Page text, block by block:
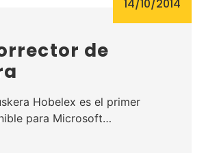
14/10/2014
de
Hobelex es el primer
para Microsoft…